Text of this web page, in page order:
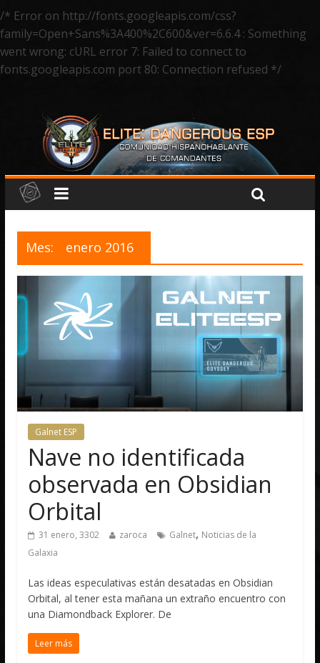
/* Error on http://fonts.googleapis.com/css?
family=Open+Sans%3A400%2C600&ver=6.6.4 : Something
went wrong: cURL error 7: Failed to connect to
fonts.googleapis.com port 80: Connection refused */
Mes: enero 2016
Galnet ESP
Nave no identificada
observada en Obsidian
Orbital
31 enero, 3302 zaroca Galnet, Noticias de la
Galaxia
Las ideas especulativas están desatadas en Obsidian
Orbital, al tener esta mañana un extraño encuentro con
una Diamondback Explorer. De
Leer más